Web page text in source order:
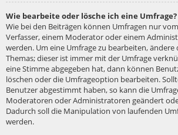
Wie bearbeite oder lösche ich eine Umfrage?
Wie bei den Beiträgen können Umfragen nur
Verfasser, einem Moderator oder einem
werden. Um eine Umfrage zu bearbeiten, ändere
Themas; dieser ist immer mit der Umfrage
eine Stimme abgegeben hat, dann können
löschen oder die Umfrageoption bearbeiten.
Benutzer abgestimmt haben, so kann die
Moderatoren oder Administratoren geändert
Dadurch soll die Manipulation von laufenden
werden.